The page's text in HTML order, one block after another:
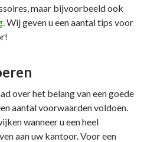
maar bijvoorbeeld ook
. Wij geven u een aantal tips voor
over het belang van een goede
aantal voorwaarden voldoen.
wanneer u een heel
aan uw kantoor. Voor een